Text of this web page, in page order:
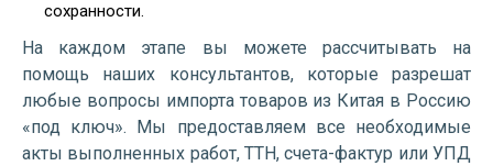
сохранности.
На каждом этапе вы можете рассчитывать на
помощь наших консультантов, которые разрешат
любые вопросы импорта товаров из Китая в Россию
«под ключ». Мы предоставляем все необходимые
акты выполненных работ, ТТН, счета-фактур или УПД